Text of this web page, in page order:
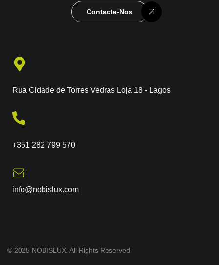
Contacte-Nos
Rua Cidade de Torres Vedras Loja 18 - Lagos
+351 282 799 570
info@nobislux.com
© 2025 NOBISLUX. All Rights Reserved